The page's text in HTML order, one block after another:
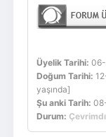
Üyelik Tarihi: 06-
Doğum Tarihi:
yaşında]
Şu anki Tarih:
Durum: